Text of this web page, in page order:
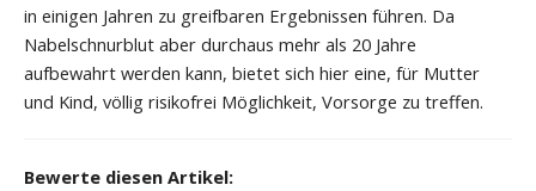
in einigen Jahren zu greifbaren Ergebnissen führen. Da
Nabelschnurblut aber durchaus mehr als 20 Jahre
aufbewahrt werden kann, bietet sich hier eine, für Mutter
und Kind, völlig risikofrei Möglichkeit, Vorsorge zu treffen.
Bewerte diesen Artikel: